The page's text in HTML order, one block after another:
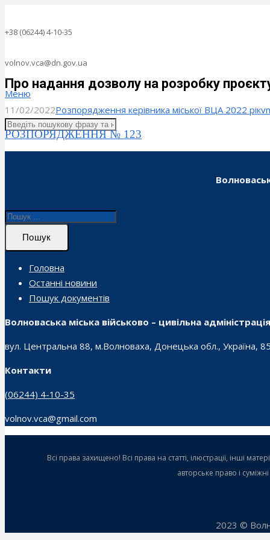
+38 (06244) 4-10-35
volnov.vca@dn.gov.ua
Меню
Про надання дозволу на розробку
11/02/2022Розпорядження керівника міської ВЦА 2022 рік
РОЗПОРЯДЖЕННЯ № 123
Пошук
Головна
Останні новини
Пошук документів
Волноваська міська військово – цивільна адміністрація
вул. Центральна 88, м.Волноваха, Донецька обл., Україна,
Контакти
(06244) 4-10-35
volnov.vca@gmail.com
Всі права захищено! Всі права на статті, ілюстрації, інші
авторське право і
2023 ©